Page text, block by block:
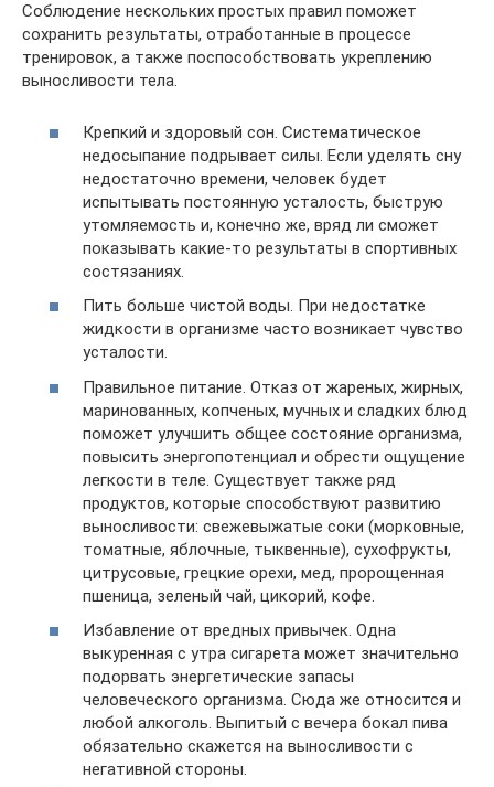
Соблюдение нескольких простых правил поможет
сохранить результаты, отработанные в процессе
тренировок, а также поспособствовать укреплению
выносливости тела.
Крепкий и здоровый сон. Систематическое
недосыпание подрывает силы. Если уделять сну
недостаточно времени, человек будет
испытывать постоянную усталость, быструю
утомляемость и, конечно же, вряд ли сможет
показывать какие-то результаты в спортивных
состязаниях.
Пить больше чистой воды. При недостатке
жидкости в организме часто возникает чувство
усталости.
Правильное питание. Отказ от жареных, жирных,
маринованных, копченых, мучных и сладких блюд
поможет улучшить общее состояние организма,
повысить энергопотенциал и обрести ощущение
легкости в теле. Существует также ряд
продуктов, которые способствуют развитию
выносливости: свежевыжатые соки (морковные,
томатные, яблочные, тыквенные), сухофрукты,
цитрусовые, грецкие орехи, мед, пророщенная
пшеница, зеленый чай, цикорий, кофе.
Избавление от вредных привычек. Одна
выкуренная с утра сигарета может значительно
подорвать энергетические запасы
человеческого организма. Сюда же относится и
любой алкоголь. Выпитый с вечера бокал пива
обязательно скажется на выносливости с
негативной стороны.